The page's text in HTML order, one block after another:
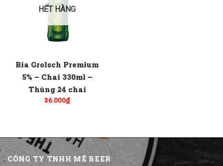
HẾT HÀNG
Bia Grolsch Premium
5% – Chai 330ml –
Thùng 24 chai
36.000₫
CÔNG TY TNHH MÊ BEER